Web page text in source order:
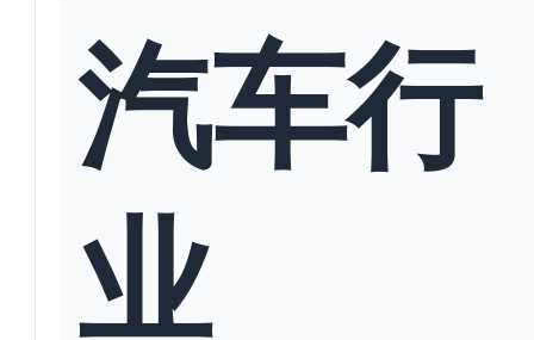
汽车行
业